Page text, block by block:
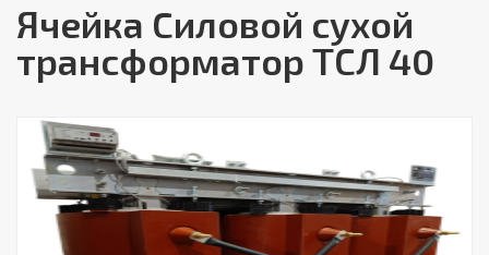
Ячейка Cиловой сухой
трансформатор ТСЛ 40